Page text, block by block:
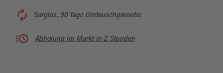
Sorglos, 90 Tage Umtauschgarantie
Abholung im Markt in 2 Stunden